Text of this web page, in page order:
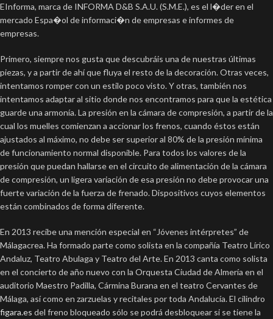
EInforma, marca de INFORMA D&B S.A.U. (S.M.E.), es el l�der en el
mercado Espa�ol de informaci�n de empresas e informes de
empresas.
Primero, siempre nos gusta que descubráis una de nuestras últimas
piezas, y a partir de ahí que fluya el resto de la decoración. Otras veces,
intentamos romper con un estilo poco visto. Y otras, también nos
intentamos adaptar al sitio donde nos encontramos para que la estética
guarde una armonía. La presión en la cámara de compresión, a partir de la
cual los muelles comienzan a accionar los frenos, cuando éstos están
ajustados al máximo, no debe ser superior al 80% de la presión mínima
de funcionamiento normal disponible. Para todos los valores de la
presión que puedan hallarse en el circuito de alimentación de la cámara
de compresión, un ligera variación de esa presión no debe provocar una
fuerte variación de la fuerza de frenado. Dispositivos cuyos elementos
están combinados de forma diferente.
En 2013 recibe una mención especial en “Jóvenes intérpretes” de
Málagacrea. Ha formado parte como solista en la compañía Teatro Lírico
Andaluz, Teatro Abulaga y Teatro del Arte. En 2013 canta como solista
en el concierto de año nuevo con la Orquesta Ciudad de Almería en el
auditorio Maestro Padilla, Cármina Burana en el teatro Cervantes de
Málaga, así como en zarzuelas y recitales por toda Andalucía. El cilindro
figara.es del freno bloqueado sólo se podrá desbloquear si se tiene la